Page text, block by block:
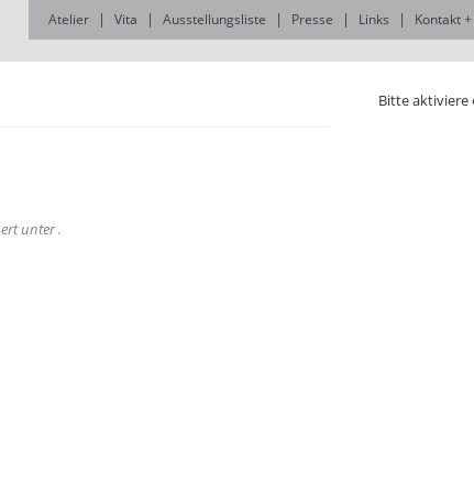
Atelier Vita Ausstellungsliste Presse Links Kontakt
unter .
Bitte aktiviere